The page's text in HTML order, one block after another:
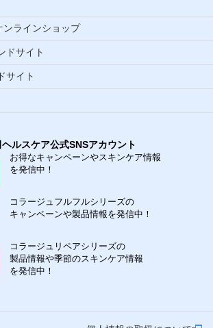
ンラインショップ
ドサイト
サイト
ルスケア公式SNSアカウント
お得なキャンペーンやスキンケア情報
を発信中！
コラージュフルフルシリーズの
キャンペーンや製品情報を発信中！
コラージュリペアシリーズの
製品情報や季節のスキンケア情報
を発信中！